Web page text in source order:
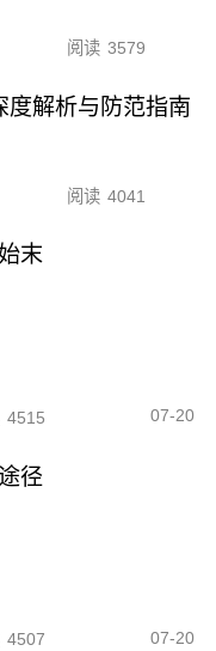
阅读 3579
度解析与防范指南
阅读 4041
末
4515 07-20
径
4507 07-20